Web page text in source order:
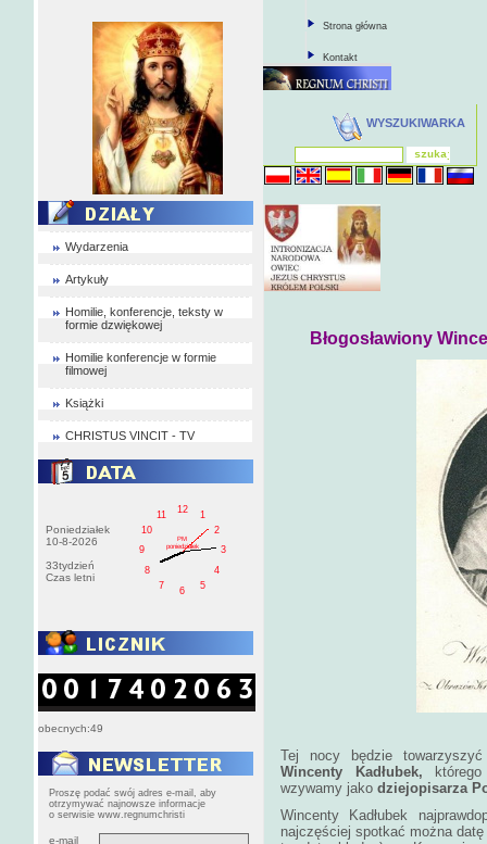
Wydarzenia
Artykuły
Homilie, konferencje, teksty w
formie dzwiękowej
Homilie konferencje w formie
filmowej
Książki
CHRISTUS VINCIT - TV
Poniedziałek
10-8-2026
33tydzień
Czas letni
1
2
3
4
5
6
7
8
9
10
11
12
PM
poniedziałek
obecnych:49
Proszę podać swój adres e-mail, aby
otrzymywać najnowsze informacje
o serwisie www.regnumchristi
e-mail
Strona główna
Kontakt
WYSZUKIWARKA
Błogosławiony
Tej nocy będzie
Wincenty Kadłubek,
wzywamy jako dziejopisarza
Wincenty Kadłubek
najczęściej spotkać można